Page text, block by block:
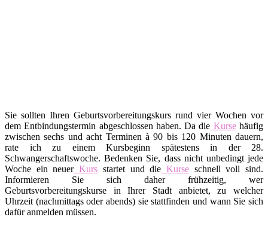
Sie sollten Ihren Geburtsvorbereitungskurs rund vier Wochen vor
dem Entbindungstermin abgeschlossen haben. Da die Kursehäufig
zwischen sechs und acht Terminen à 90 bis 120 Minuten dauern,
rate ich zu einem Kursbeginn spätestens in der 28.
Schwangerschaftswoche. Bedenken Sie, dass nicht unbedingt jede
Woche ein neuerKurs startet und die Kurseschnell voll sind.
Informieren Sie sich daher frühzeitig, wer
Geburtsvorbereitungskurse in Ihrer Stadt anbietet, zu welcher
Uhrzeit (nachmittags oder abends) sie stattfinden und wann Sie sich
dafür anmelden müssen.